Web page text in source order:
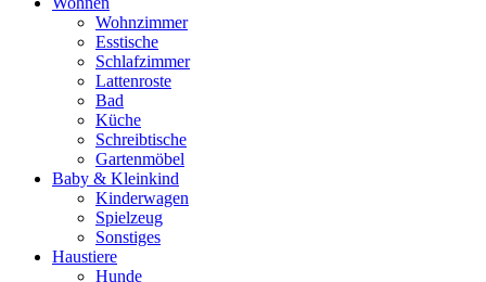
Wohnzimmer
Esstische
Schlafzimmer
Lattenroste
Bad
Küche
Schreibtische
Gartenmöbel
Baby & Kleinkind
Kinderwagen
Spielzeug
Sonstiges
Haustiere
Hunde